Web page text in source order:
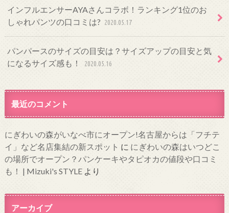
インフルエンサーAYAさんコラボ！ランキング1位のお
しゃれパンツの口コミは? 2020.05.17
パンパースのサイズの目安は？サイズアップの目安と気
になるサイズ感も！
2020.05.16
最近のコメント
にぎわいの森がいなべ市にオープン!名古屋からは「フチテ
イ」など名店集結の新スポット に にぎわいの森はいつどこ
の場所でオープン？パンケーキやタピオカの値段や口コミ
も！ | Mizuki's STYLEより
アーカイブ